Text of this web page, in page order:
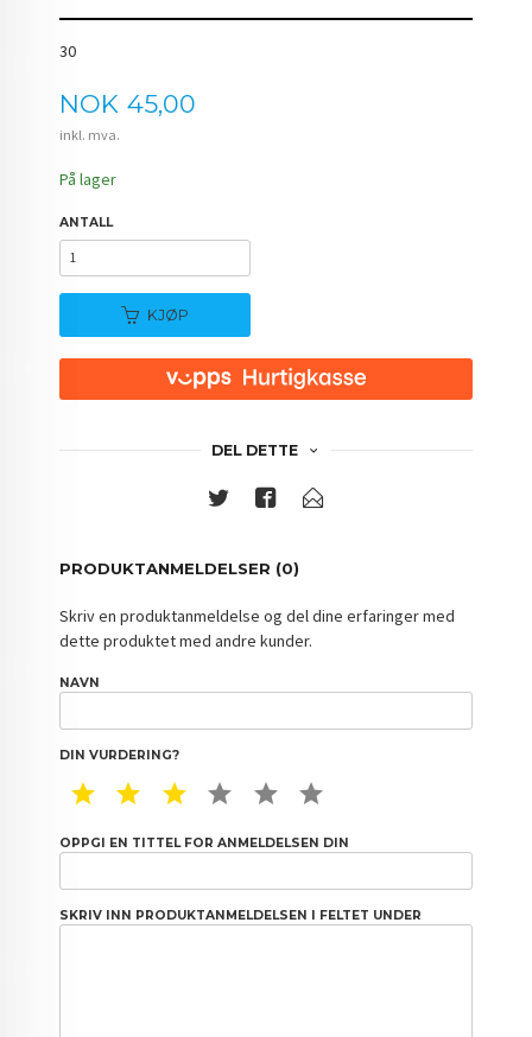
30
Pris
NOK 45,00
inkl. mva.
På lager
ANTALL
KJØP
DEL DETTE
PRODUKTANMELDELSER (0)
Skriv en produktanmeldelse og del dine erfaringer med
dette produktet med andre kunder.
NAVN
DIN VURDERING?
1 STAR2 STAR3 STAR4 STAR5 STAR
OPPGI EN TITTEL FOR ANMELDELSEN DIN
SKRIV INN PRODUKTANMELDELSEN I FELTET UNDER